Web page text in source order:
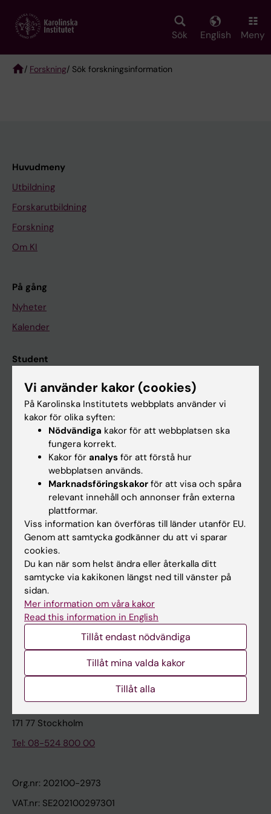
main
Sök English Meny
/ Forskning/ Sök forskningsinformation
Huvudmeny
Utbildning
Forskarutbildning
Forskning
Om KI
På gång
Nyheter
Kalender
Student
Ladok
Canvas
Schema
Studentmejlen
Kurs- och programwebbar
Student på KI
Medarbetare
Medarbetarportalen
Kontakta och besök KI
Universitetsbiblioteket
Stöd forskning och utbildning
Karolinska Institutet Innovation
Kontakta presstjänsten
Karolinska Institutet
171 77 Stockholm
Tel: 08-524 800 00
Org.nr: 202100-2973
VAT.nr: SE202100297301
Vi använder kakor (cookies)
På Karolinska Institutets webbplats använder vi
kakor för olika syften:
Nödvändiga kakor för att webbplatsen ska
fungera korrekt.
Kakor för analys för att förstå hur
webbplatsen används.
Marknadsföringskakor för att visa och spåra
relevant innehåll och annonser från externa
plattformar.
Viss information kan överföras till länder utanför EU.
Genom att samtycka godkänner du att vi sparar
cookies.
Du kan när som helst ändra eller återkalla ditt
samtycke via kakikonen längst ned till vänster på
sidan.
Mer information om våra kakor
Read this information in English
Tillåt endast nödvändiga
Tillåt mina valda kakor
Tillåt alla